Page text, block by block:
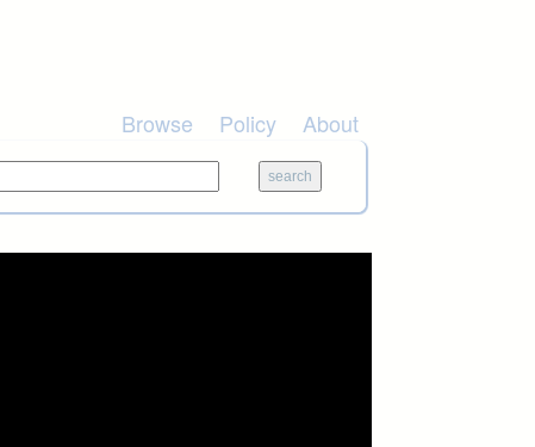
Browse Policy About